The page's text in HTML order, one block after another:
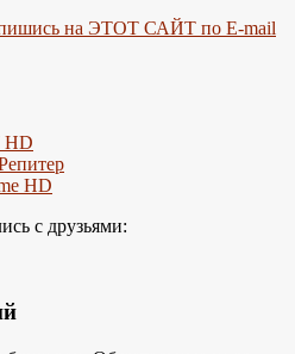
на ЭТОТ САЙТ по E-mail
HD
HD
с друзьями: